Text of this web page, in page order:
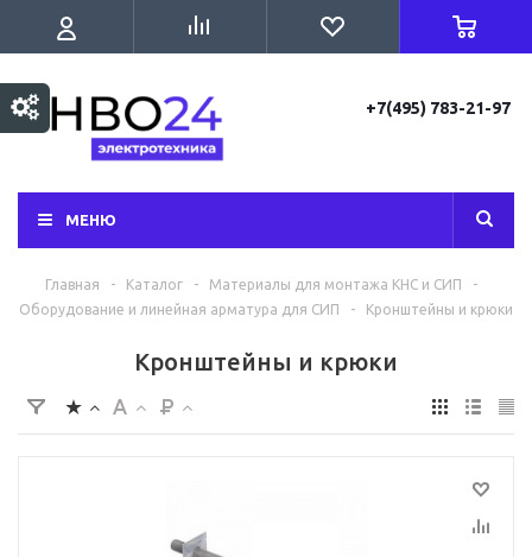
+7(495) 783-21-97
МЕНЮ
Главная - Каталог - Материалы для монтажа КНС и СИП
-
Оборудование и линейная арматура для СИП
- Кронштейны и крюки
Кронштейны и крюки